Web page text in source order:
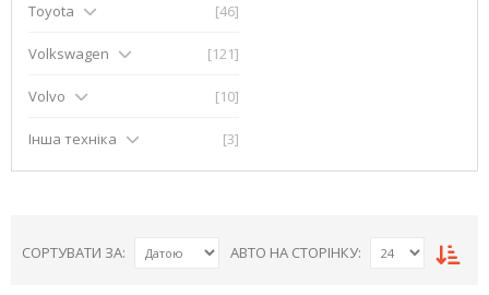
Toyota [46]
Volkswagen [121]
Volvo [10]
Інша техніка [3]
СОРТУВАТИ ЗА: АВТО НА СТОРІНКУ: